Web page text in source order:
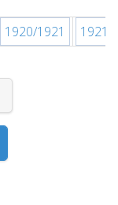
1920/1921 1921/